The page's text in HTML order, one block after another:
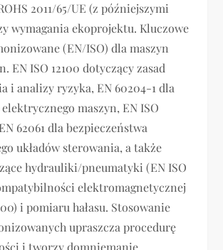
2011/65/UE (z późniejszymi
wymagania ekoprojektu. Kluczowe
(EN/ISO) dla maszyn
EN ISO 12100 dotyczący zasad
i analizy ryzyka, EN 60204-1 dla
maszyn, EN ISO
62061 dla bezpieczeństwa
układów sterowania, a także
hydrauliki/pneumatyki (EN ISO
elektromagnetycznej
i pomiaru hałasu. Stosowanie
upraszcza procedurę
i tworzy domniemanie